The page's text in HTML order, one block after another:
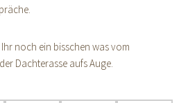
noch ein bisschen was vom
Dachterasse aufs Auge.